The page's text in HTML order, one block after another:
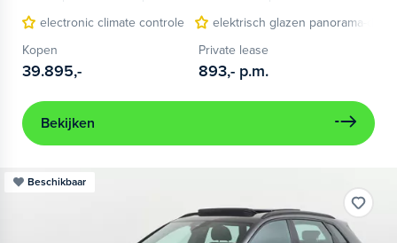
electronic climate controle
elektrisch glazen panorama-dak
Kopen
39.895,-
Private lease
893,- p.m.
Bekijken
Beschikbaar